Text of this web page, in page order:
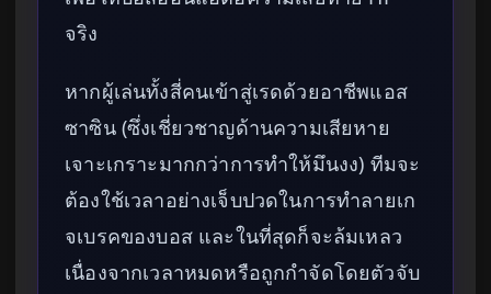
จริง
หากผู้เล่นทั้งสี่คนเข้าสู่เรดด้วยอาชีพแอส
ซาซิน (ซึ่งเชี่ยวชาญด้านความเสียหาย
เจาะเกราะมากกว่าการทำให้มึนงง) ทีมจะ
ต้องใช้เวลาอย่างเจ็บปวดในการทำลายเก
จเบรคของบอส และในที่สุดก็จะล้มเหลว
เนื่องจากเวลาหมดหรือถูกกำจัดโดยตัวจับ